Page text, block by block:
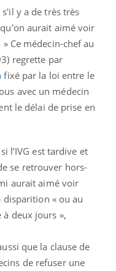
y a de très très
aurait aimé voir
Ce médecin-chef au
regrette par
fixé par la loi entre le
avec un médecin
le délai de prise en
l’IVG est tardive et
se retrouver hors-
aurait aimé voir
« ou au
deux jours »,
que la clause de
de refuser une